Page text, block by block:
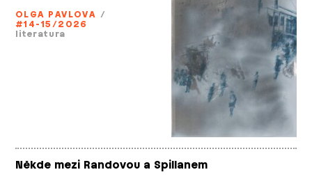
OLGA PAVLOVA /
#14-15/2026
literatura
Někde mezi Randovou a Spillanem